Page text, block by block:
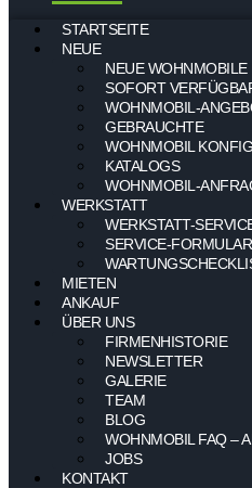
STARTSEITE
NEUE
NEUE WOHNMOBILE
SOFORT
WOHNMOBIL-
GEBRAUCHTE
WOHNMOBIL
KATALOGS
WOHNMOBIL-
WERKSTATT
WERKSTATT-
SERVICE-FORMULAR
MIETEN
ANKAUF
ÜBER UNS
FIRMENHISTORIE
NEWSLETTER
GALERIE
TEAM
BLOG
WOHNMOBIL FAQ –
JOBS
KONTAKT